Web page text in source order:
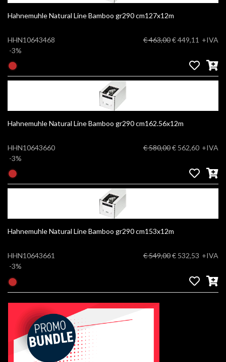
Hahnemuhle Natural Line Bamboo gr290 cm127x12m
HHN10643468
-3%
€ 463,00€ 449,11 +IVA
Hahnemuhle Natural Line Bamboo gr290 cm162.56x12m
HHN10643660
-3%
€ 580,00€ 562,60 +IVA
Hahnemuhle Natural Line Bamboo gr290 cm153x12m
HHN10643661
-3%
€ 549,00€ 532,53 +IVA